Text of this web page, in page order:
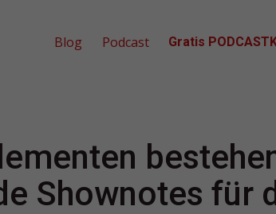
Blog Podcast Gratis
Shownotes für